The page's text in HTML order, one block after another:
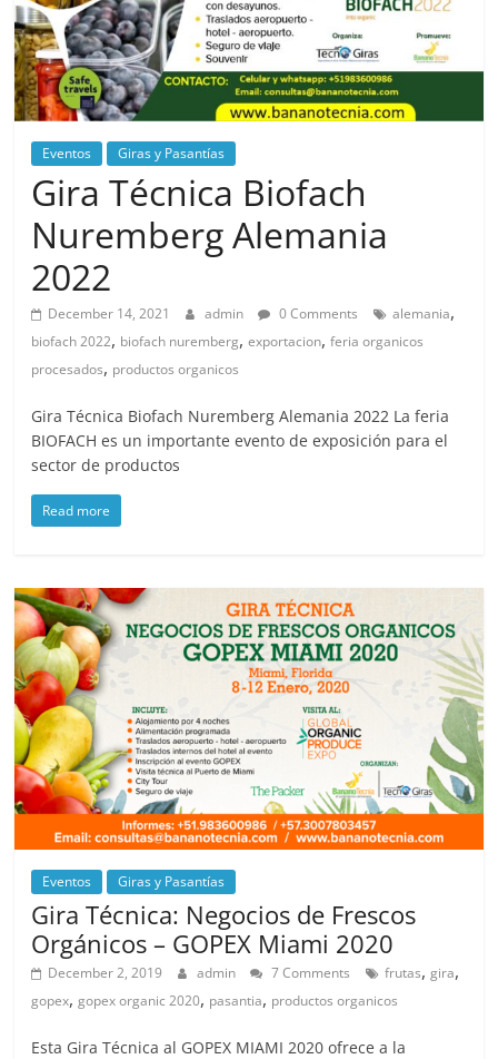
Eventos Giras y Pasantías
Gira Técnica Biofach
Nuremberg Alemania
2022
December 14, 2021 admin 0 Comments alemania,
biofach 2022, biofach nuremberg,exportacion,feria organicos
procesados, productos organicos
Gira Técnica Biofach Nuremberg Alemania 2022 La feria
BIOFACH es un importante evento de exposición para el
sector de productos
Read more
Eventos Giras y Pasantías
Gira Técnica: Negocios de Frescos
Orgánicos – GOPEX Miami 2020
December 2, 2019 admin 7 Comments frutas,gira,
gopex,gopex organic 2020, pasantia, productos organicos
Esta Gira Técnica al GOPEX MIAMI 2020 ofrece a la